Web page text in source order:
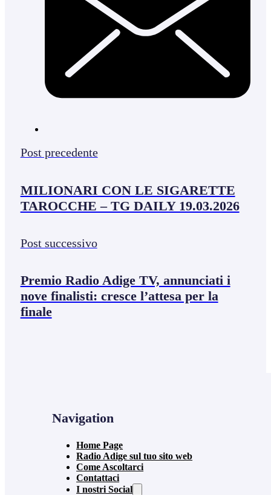
Post precedente
MILIONARI CON LE SIGARETTE
TAROCCHE – TG DAILY 19.03.2026
Post successivo
Premio Radio Adige TV, annunciati i
nove finalisti: cresce l’attesa per la
finale
Navigation
Home Page
Radio Adige sul tuo sito web
Come Ascoltarci
Contattaci
I nostri Social